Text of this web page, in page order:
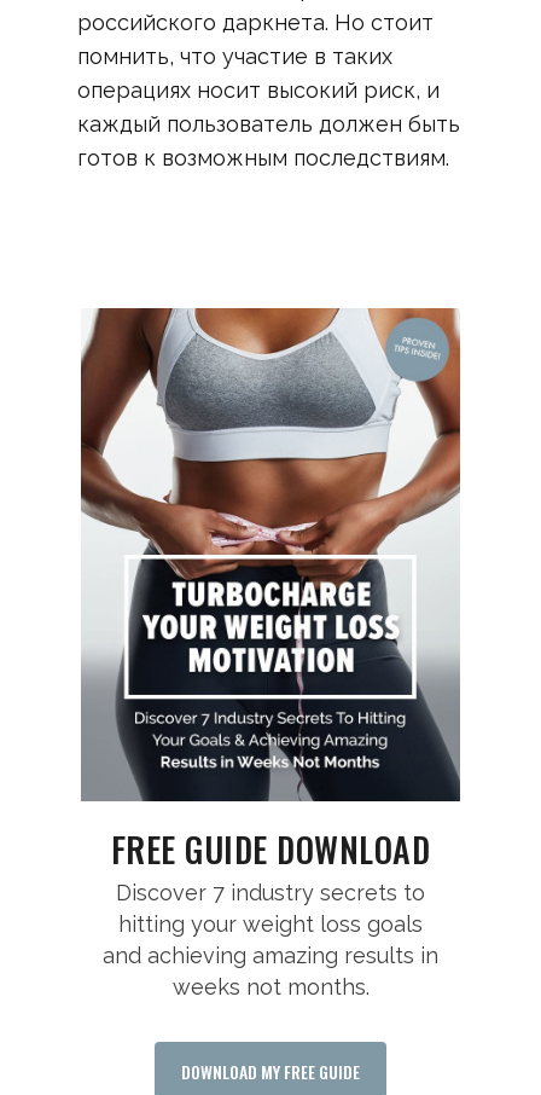
российского даркнета. Но стоит
помнить, что участие в таких
операциях носит высокий риск, и
каждый пользователь должен быть
готов к возможным последствиям.
FREE GUIDE DOWNLOAD
Discover 7 industry secrets to
hitting your weight loss goals
and achieving amazing results in
weeks not months.
DOWNLOAD MY FREE GUIDE